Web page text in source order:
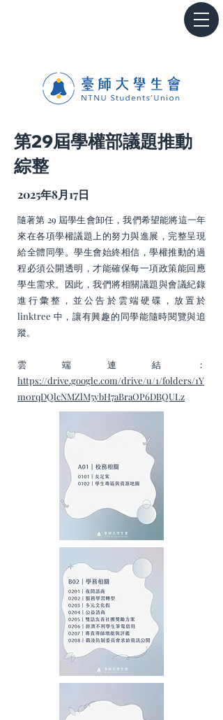
第29屆學權部議題推動
綜整
2025年8月17日
隨著第 29 屆學生會卸任，我們希望能將這一年
來在各項學權議題上的努力與進展，完整呈現
給全體同學。學生會始終相信，學權推動的過
程必須公開透明，才能確保每一項政策能回應
學生需求。因此，我們將相關議題與會議紀錄
進行彙整，並公告於雲端硬碟，放置於
linktree 中，讓有興趣的同學能隨時閱覽與追
蹤。
雲端連結：
https://drive.google.com/drive/u/1/folders/1Y
m0rqDQlcNMZlM5ybH7aBraOP6DBQULz